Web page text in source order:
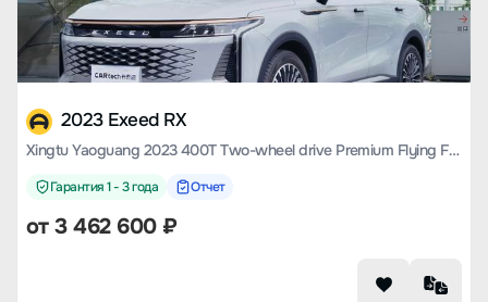
2023 Exeed RX
Xingtu Yaoguang 2023 400T Two-wheel drive Premium Flying Fish Version
Гарантия 1 - 3 года Отчет
от3 462 600₽